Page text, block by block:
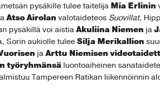
pysäkille tulee taitelija Mia Erlinin
Atso Airolan valotaideteos Suovillat,
pysäkillä voi aistia Akuliina Niemen ja
Sorin aukiolle tulee Silja Merikallion
ja Arttu Niemisen
työryhmänsä luontoaiheinen
Tampereen Ratikan liikennöinnin